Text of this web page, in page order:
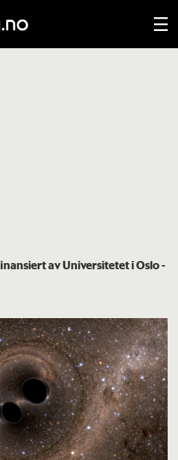
av Universitetet i Oslo-